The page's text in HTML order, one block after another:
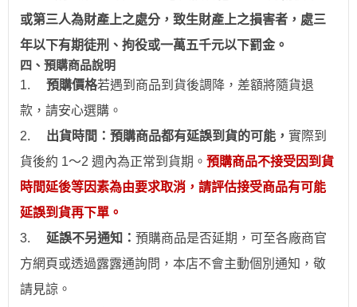
或第三人為財產上之處分，致生財產上之損害者，處三
年以下有期徒刑、拘役或一萬五千元以下罰金。
四、預購商品說明
1.
預購價格若遇到 商品到貨後調降，差額將隨貨退
款，請安心選購。
2.
出貨時間：預購商品都有延誤到貨的可能， 實際到
貨後約 1～2 週內為正常到貨期。 預購商品不接受因到貨
時間延後等因素為由要求取消，請評估接受商品有可能
延誤到貨再下單。
3.
延誤不另通知： 預購商品是否延期，可至各廠商官
方網頁或透過露露通詢問，本店不會主動個別通知 ，敬
請見諒。